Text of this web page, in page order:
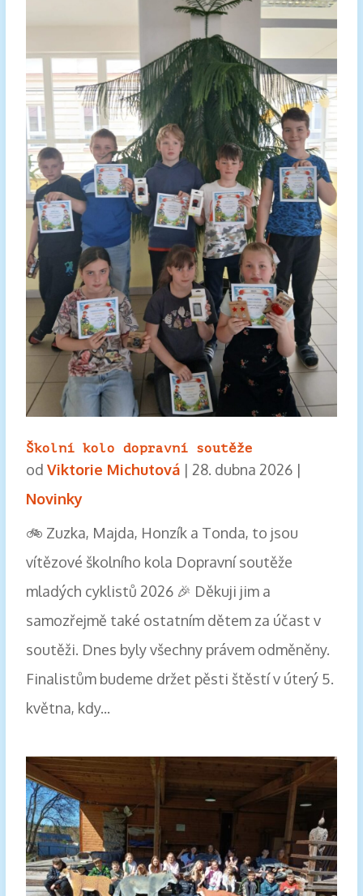
Školní kolo dopravní soutěže
od Viktorie Michutová| 28. dubna 2026|
Novinky
🚲 Zuzka, Majda, Honzík a Tonda, to jsou
vítězové školního kola Dopravní soutěže
mladých cyklistů 2026 🎉 Děkuji jim a
samozřejmě také ostatním dětem za účast v
soutěži. Dnes byly všechny právem odměněny.
Finalistům budeme držet pěsti štěstí v úterý 5.
května, kdy...